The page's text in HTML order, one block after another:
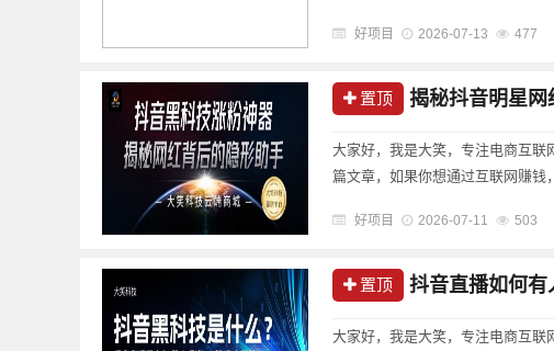
好项目 2026-07-13 477
置顶 揭秘抖音明星网红都在用的
大家好，我是大笑，专注电商互联
篇文章，如果你想通过互联网赚钱
好项目 2026-07-11 503
置顶 抖音直播如何有人
大家好，我是大笑，专注电商互联